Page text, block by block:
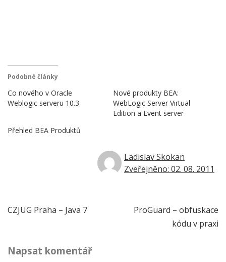
Podobné články
Co nového v Oracle
Weblogic serveru 10.3
Nové produkty BEA:
WebLogic Server Virtual
Edition a Event server
Přehled BEA Produktů
Ladislav Skokan
Zveřejněno: 02. 08. 2011
Navigace
příspěvek
CZJUG Praha – Java 7
ProGuard – obfuskace
kódu v praxi
Napsat komentář